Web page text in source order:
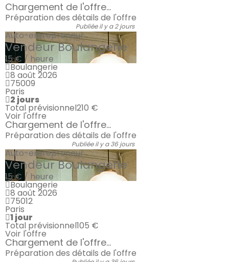
Chargement de l'offre...
Préparation des détails de l'offre
Publiée il y a 2 jours
Auto-entrepreneur
Vendeur Boulangerie
15 € / heure
Boulangerie
8 août 2026
75009
Paris
2 jours
Total prévisionnel210 €
Voir l'offre
Chargement de l'offre...
Préparation des détails de l'offre
Publiée il y a 36 jours
Auto-entrepreneur
Vendeur Boulangerie
15 € / heure
Boulangerie
8 août 2026
75012
Paris
1 jour
Total prévisionnel105 €
Voir l'offre
Chargement de l'offre...
Préparation des détails de l'offre